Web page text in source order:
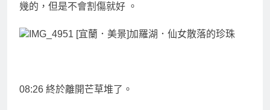
幾的，但是不會割傷就好 。
08:26 終於離開芒草堆了。